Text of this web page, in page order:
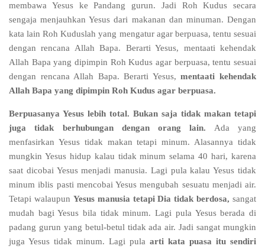
membawa Yesus ke Pandang gurun. Jadi Roh Kudus secara
sengaja menjauhkan Yesus dari makanan dan minuman. Dengan
kata lain Roh Kuduslah yang mengatur agar berpuasa, tentu sesuai
dengan rencana Allah Bapa. Berarti Yesus, mentaati kehendak
Allah Bapa yang dipimpin Roh Kudus agar berpuasa, tentu sesuai
dengan rencana Allah Bapa. Berarti Yesus,mentaati kehendak
Allah Bapa yang dipimpin Roh Kudus agar berpuasa.
Berpuasanya Yesus lebih total. Bukan saja tidak makan tetapi
juga tidak berhubungan dengan orang lain. Ada yang
menfasirkan Yesus tidak makan tetapi minum. Alasannya tidak
mungkin Yesus hidup kalau tidak minum selama 40 hari, karena
saat dicobai Yesus menjadi manusia. Lagi pula kalau Yesus tidak
minum iblis pasti mencobai Yesus mengubah sesuatu menjadi air.
Tetapi walaupun Yesus manusia tetapi Dia tidak berdosa, sangat
mudah bagi Yesus bila tidak minum. Lagi pula Yesus berada di
padang gurun yang betul-betul tidak ada air. Jadi sangat mungkin
juga Yesus tidak minum. Lagi pula arti kata puasa itu sendiri